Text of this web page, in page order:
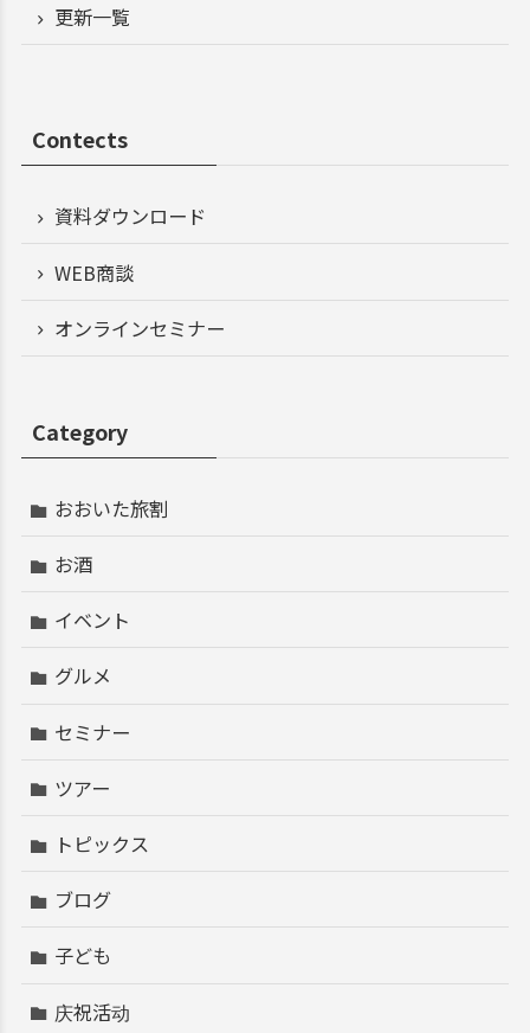
更新一覧
Contects
資料ダウンロード
WEB商談
オンラインセミナー
Category
おおいた旅割
お酒
イベント
グルメ
セミナー
ツアー
トピックス
ブログ
子ども
庆祝活动